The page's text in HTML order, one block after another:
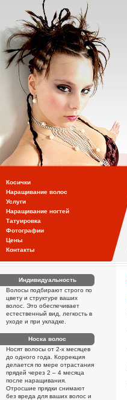
Косички
Наращивание волос
Услуги
Наращивание ногтей
Татуировка
Фотографии
Цены
Контакты
Индивидуальность
Волосы подбирают строго по
цвету и структуре ваших
волос. Это обеспечивает
естественный вид, легкость в
уходе и при укладке.
Носка волос
Носят волосы от 2-х месяцев
до одного года. Коррекция
делается по мере отрастания
прядей через 2 – 4 месяца
после наращивания.
Отросшие прядки снимают
без вреда для ваших волос и